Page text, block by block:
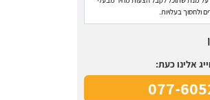
ולחסוך בעלויות.
אלינו כעת: